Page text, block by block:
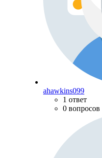
ahawkins099
1 ответ
0 вопросов